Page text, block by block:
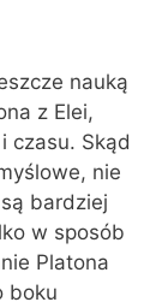
nauką
z Elei,
czasu. Skąd
nie
bardziej
w sposób
Platona
boku